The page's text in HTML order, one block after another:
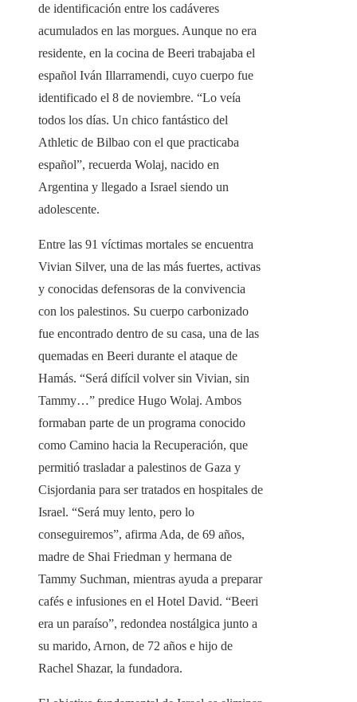
de identificación entre los cadáveres
acumulados en las morgues. Aunque no era
residente, en la cocina de Beeri trabajaba el
español Iván Illarramendi, cuyo cuerpo fue
identificado el 8 de noviembre. “Lo veía
todos los días. Un chico fantástico del
Athletic de Bilbao con el que practicaba
español”, recuerda Wolaj, nacido en
Argentina y llegado a Israel siendo un
adolescente.
Entre las 91 víctimas mortales se encuentra
Vivian Silver, una de las más fuertes, activas
y conocidas defensoras de la convivencia
con los palestinos. Su cuerpo carbonizado
fue encontrado dentro de su casa, una de las
quemadas en Beeri durante el ataque de
Hamás. “Será difícil volver sin Vivian, sin
Tammy…” predice Hugo Wolaj. Ambos
formaban parte de un programa conocido
como Camino hacia la Recuperación, que
permitió trasladar a palestinos de Gaza y
Cisjordania para ser tratados en hospitales de
Israel. “Será muy lento, pero lo
conseguiremos”, afirma Ada, de 69 años,
madre de Shai Friedman y hermana de
Tammy Suchman, mientras ayuda a preparar
cafés e infusiones en el Hotel David. “Beeri
era un paraíso”, redondea nostálgica junto a
su marido, Arnon, de 72 años e hijo de
Rachel Shazar, la fundadora.